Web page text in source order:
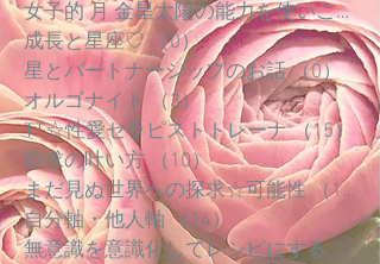
女子的 月 金星太陽の能力を使いこなす
成長と星座♡
（0）0件の記事
星とパートナーシップのお話 （0）0件
オルゴナイト
（3） 3件の記事
TT☆性愛セラピストトレーナ （15）
欲求の叶い方
（10）10件の記事
まだ見ぬ世界への探求☆可能性 （18）
自分軸・他人軸 （14） 14件の記事
無意識を意識化してレシピにする （5）